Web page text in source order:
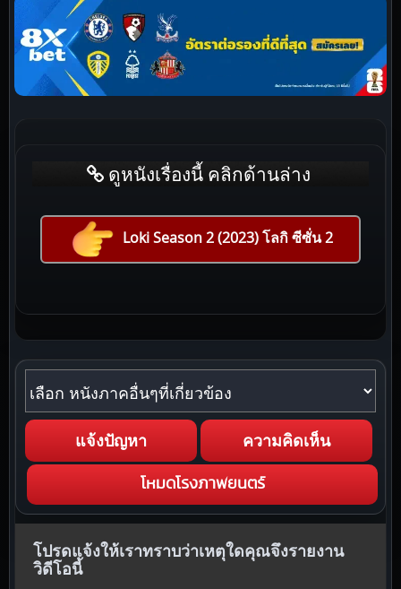
ดูหนังเรื่องนี้ คลิกด้านล่าง
Loki Season 2 (2023) โลกิ ซีซั่น 2
หนังภาคอื่นๆที่เกี่ยวข้อง
แจ้งปัญหา ความคิดเห็น
โหมดโรงภาพยนตร์
โปรดแจ้งให้เราทราบว่าเหตุใดคุณจึงรายงาน
วิดีโอนี้